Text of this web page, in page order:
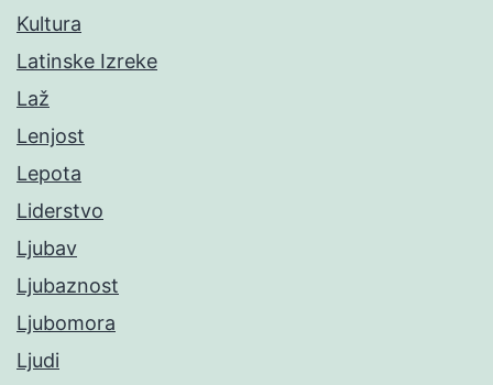
Kultura
Latinske Izreke
Laž
Lenjost
Lepota
Liderstvo
Ljubav
Ljubaznost
Ljubomora
Ljudi